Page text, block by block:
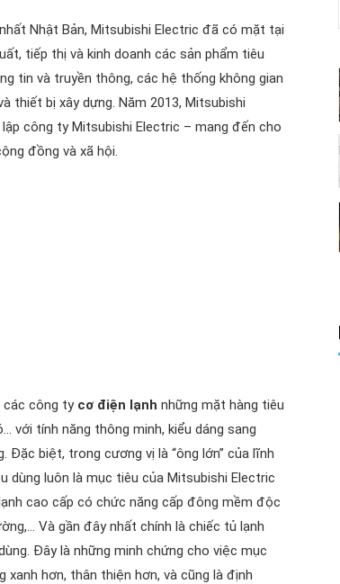
Nhật Bản, Mitsubishi Electric đã có mặt tại
tiếp thị và kinh doanh các sản phẩm tiêu
tin và truyền thông, các hệ thống không gian
thiết bị xây dựng. Năm 2013, Mitsubishi
công ty Mitsubishi Electric – mang đến cho
đồng và xã hội.
các công ty cơ điện lạnh những mặt hàng tiêu
với tính năng thông minh, kiểu dáng sang
biệt, trong cương vị là “ông lớn” của lĩnh
luôn là mục tiêu của Mitsubishi Electric
cao cấp có chức năng cấp đông mềm độc
Và gần đây nhất chính là chiếc tủ lạnh
Đây là những minh chứng cho việc mục
hơn, thân thiện hơn, và cũng là định